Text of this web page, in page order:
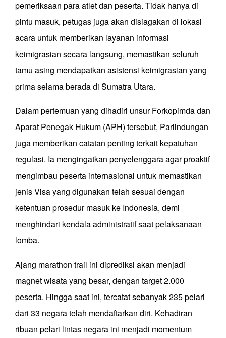
pemeriksaan para atlet dan peserta. Tidak hanya di
pintu masuk, petugas juga akan disiagakan di lokasi
acara untuk memberikan layanan informasi
keimigrasian secara langsung, memastikan seluruh
tamu asing mendapatkan asistensi keimigrasian yang
prima selama berada di Sumatra Utara.
Dalam pertemuan yang dihadiri unsur Forkopimda dan
Aparat Penegak Hukum (APH) tersebut, Parlindungan
juga memberikan catatan penting terkait kepatuhan
regulasi. Ia mengingatkan penyelenggara agar proaktif
mengimbau peserta internasional untuk memastikan
jenis Visa yang digunakan telah sesuai dengan
ketentuan prosedur masuk ke Indonesia, demi
menghindari kendala administratif saat pelaksanaan
lomba.
Ajang marathon trail ini diprediksi akan menjadi
magnet wisata yang besar, dengan target 2.000
peserta. Hingga saat ini, tercatat sebanyak 235 pelari
dari 33 negara telah mendaftarkan diri. Kehadiran
ribuan pelari lintas negara ini menjadi momentum